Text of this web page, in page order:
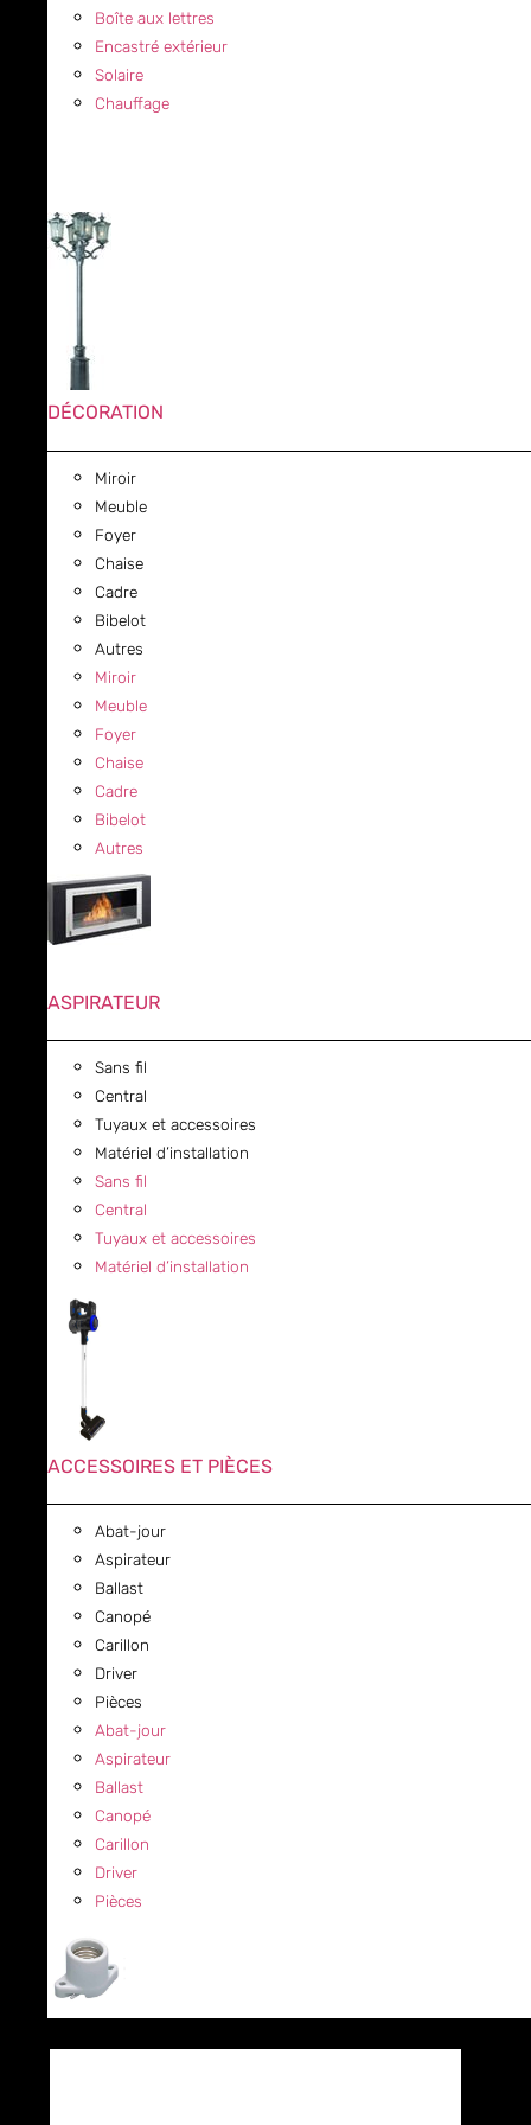
Boîte aux lettres
Encastré extérieur
Solaire
Chauffage
DÉCORATION
Miroir
Meuble
Foyer
Chaise
Cadre
Bibelot
Autres
Miroir
Meuble
Foyer
Chaise
Cadre
Bibelot
Autres
ASPIRATEUR
Sans fil
Central
Tuyaux et accessoires
Matériel d’installation
Sans fil
Central
Tuyaux et accessoires
Matériel d’installation
ACCESSOIRES ET PIÈCES
Abat-jour
Aspirateur
Ballast
Canopé
Carillon
Driver
Pièces
Abat-jour
Aspirateur
Ballast
Canopé
Carillon
Driver
Pièces